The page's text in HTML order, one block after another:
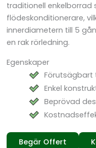
traditionell enkelborrad
flödeskonditionerare,
innerdiametern till 5
en rak rörledning.
Egenskaper
Förutsägbart
Enkel
Beprövad
Begär Offert